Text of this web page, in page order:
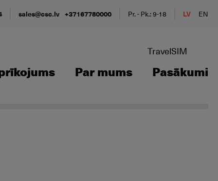
sales@csc.lv +37167780000 Pr. - Pk.: 9-18 LV EN
TravelSIM
Par mums Pasākumi